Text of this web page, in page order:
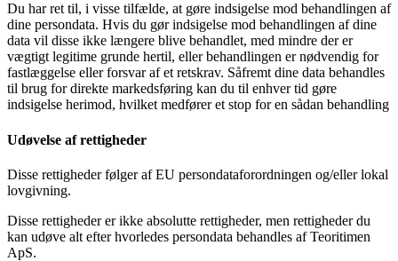
Du har ret til, i visse tilfælde, at gøre indsigelse mod behandlingen af
dine persondata. Hvis du gør indsigelse mod behandlingen af dine
data vil disse ikke længere blive behandlet, med mindre der er
vægtigt legitime grunde hertil, eller behandlingen er nødvendig for
fastlæggelse eller forsvar af et retskrav. Såfremt dine data behandles
til brug for direkte markedsføring kan du til enhver tid gøre
indsigelse herimod, hvilket medfører et stop for en sådan behandling
Udøvelse af rettigheder
Disse rettigheder følger af EU persondataforordningen og/eller lokal
lovgivning.
Disse rettigheder er ikke absolutte rettigheder, men rettigheder du
kan udøve alt efter hvorledes persondata behandles af Teoritimen
ApS.